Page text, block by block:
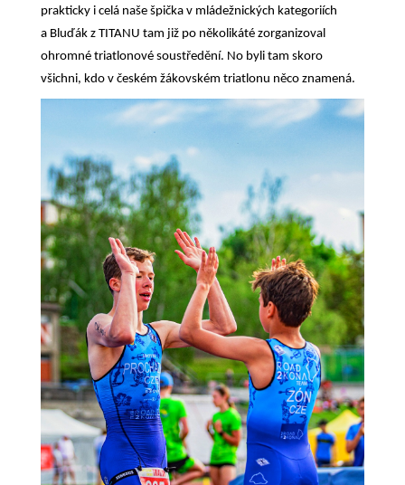
prakticky i celá naše špička v mládežnických kategoriích
a Bluďák z TITANU tam již po několikáté zorganizoval
ohromné triatlonové soustředění. No byli tam skoro
všichni, kdo v českém žákovském triatlonu něco znamená.